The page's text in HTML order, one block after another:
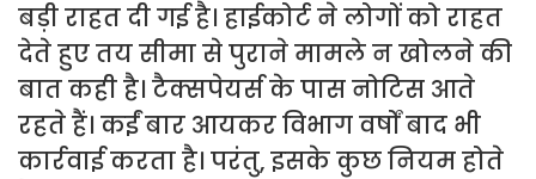
बड़ी राहत दी गई है। हाईकोर्ट ने लोगों को राहत
देते हुए तय सीमा से पुराने मामले न खोलने की
बात कही है। टैक्सपेयर्स के पास नोटिस आते
रहते हैं। कईं बार आयकर विभाग वर्षों बाद भी
कार्रवाई करता है। परंतु, इसके कुछ नियम होते